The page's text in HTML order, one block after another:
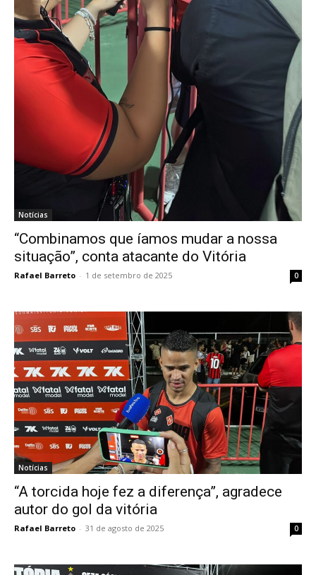
Notícias
“Combinamos que íamos mudar a nossa
situação”, conta atacante do Vitória
Rafael Barreto - 1 de setembro de 2025 0
Notícias
“A torcida hoje fez a diferença”, agradece
autor do gol da vitória
Rafael Barreto - 31 de agosto de 2025 0